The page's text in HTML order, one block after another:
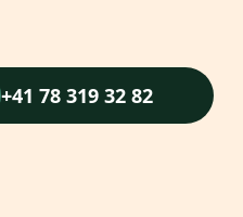
+41 78 319 32 82